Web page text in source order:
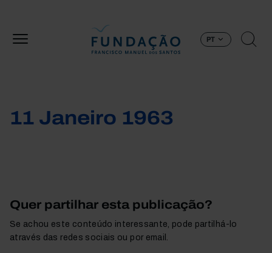
PT
11 Janeiro 1963
Quer partilhar esta publicação?
Se achou este conteúdo interessante, pode partilhá-lo
através das redes sociais ou por email.